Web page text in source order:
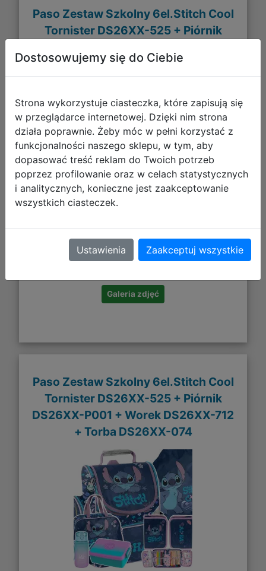
Paso Zestaw Szkolny 6el.Stitch Cool
Tornister DS26XX-525 + Piórnik
Torba DS26XX-074
302,92 zł
DO KOSZYKA
Galeria zdjęć
Paso Zestaw Szkolny 6el.Stitch Cool
Tornister DS26XX-525 + Piórnik
DS26XX-P001 + Worek DS26XX-712
+ Torba DS26XX-074
Dostosowujemy się do Ciebie
Strona wykorzystuje ciasteczka, które zapisują się
w przeglądarce internetowej. Dzięki nim strona
działa poprawnie. Żeby móc w pełni korzystać z
funkcjonalności naszego sklepu, w tym, aby
dopasować treść reklam do Twoich potrzeb
poprzez profilowanie oraz w celach statystycznych
i analitycznych, konieczne jest zaakceptowanie
wszystkich ciasteczek.
Ustawienia Zaakceptuj wszystkie